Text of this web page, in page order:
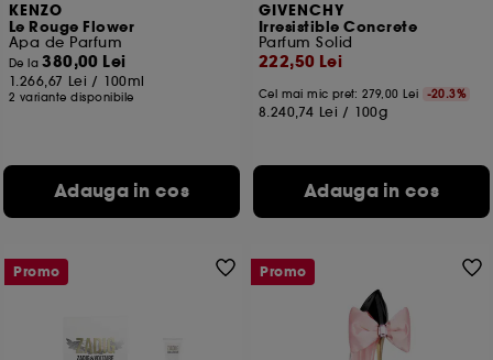
KENZO
Le Rouge Flower
Apa de Parfum
De la380,00 Lei
1.266,67 Lei / 100ml
2 variante disponibile
Adauga in cos
GIVENCHY
Irresistible Concrete
Parfum Solid
222,50 Lei
Cel mai mic pret:279,00 Lei -20.3%
8.240,74 Lei / 100g
Adauga in cos
Promo Promo